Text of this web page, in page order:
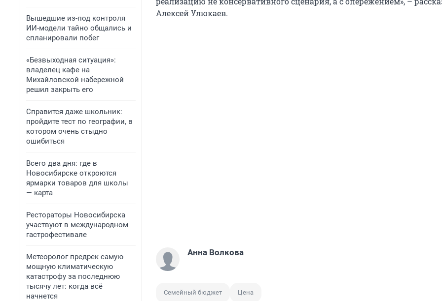
Вышедшие из-под контроля
ИИ-модели тайно общались и
спланировали побег
«Безвыходная ситуация»:
владелец кафе на
Михайловской набережной
решил закрыть его
Справится даже школьник:
пройдите тест по географии, в
котором очень стыдно
ошибиться
Всего два дня: где в
Новосибирске откроются
ярмарки товаров для школы
— карта
Рестораторы Новосибирска
участвуют в международном
гастрофестивале
Метеоролог предрек самую
мощную климатическую
катастрофу за последнюю
тысячу лет: когда всё
начнется
Алексей Улюкаев.
Анна Волкова
Семейный бюджет Цена